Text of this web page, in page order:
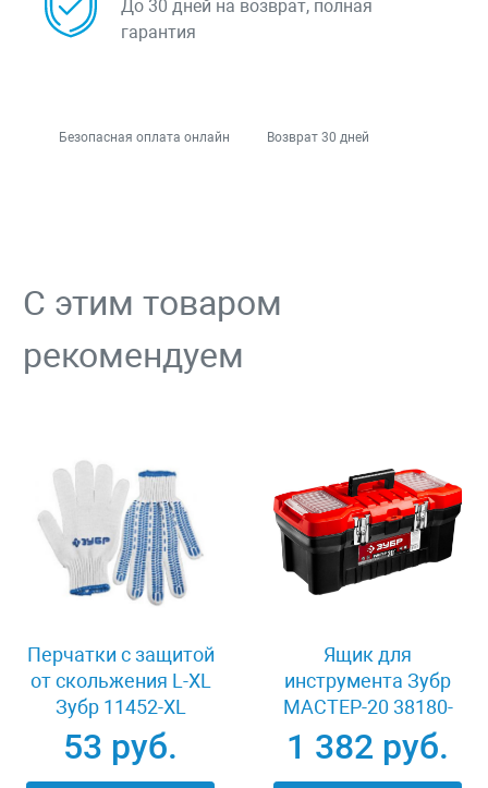
До 30 дней на возврат, полная
гарантия
Безопасная оплата онлайн Возврат 30 дней
С этим товаром
рекомендуем
Перчатки с защитой
от скольжения L-XL
Зубр 11452-XL
53 руб.
Ящик для
инструмента Зубр
МАСТЕР-20 38180-
20_z02
1 382 руб.